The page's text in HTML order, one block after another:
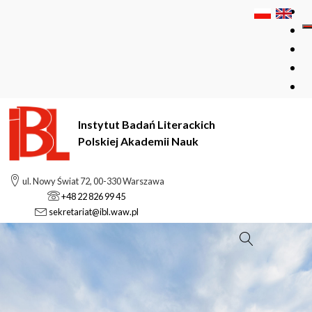
Instytut Badań Literackich
Polskiej Akademii Nauk
ul. Nowy Świat 72, 00-330 Warszawa
+48 22 826 99 45
sekretariat@ibl.waw.pl
Szukaj